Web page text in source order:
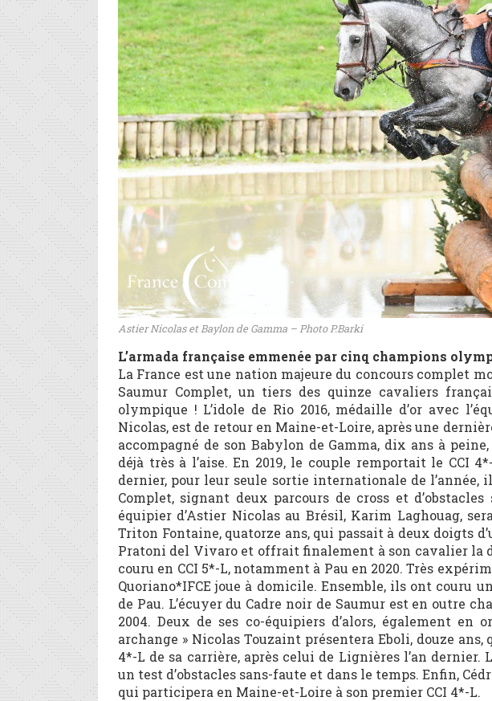
Astier Nicolas et Baylon de Gamma – Photo P.Barki
L’armada française emmenée par cinq champions
La France est une nation majeure du concours complet
Saumur Complet, un tiers des quinze cavaliers
olympique ! L’idole de Rio 2016, médaille d’or avec
Nicolas, est de retour en Maine-et-Loire, après une
accompagné de son Babylon de Gamma, dix ans à
déjà très à l’aise. En 2019, le couple remportait le CCI
dernier, pour leur seule sortie internationale de l’année,
Complet, signant deux parcours de cross et
équipier d’Astier Nicolas au Brésil, Karim Laghouag,
Triton Fontaine, quatorze ans, qui passait à deux doigts
Pratoni del Vivaro et offrait finalement à son cavalier la
couru en CCI 5*-L, notamment à Pau en 2020. Très
Quoriano*IFCE joue à domicile. Ensemble, ils ont couru
de Pau. L’écuyer du Cadre noir de Saumur est en outre
2004. Deux de ses co-équipiers d’alors, également en
archange » Nicolas Touzaint présentera Eboli, douze
4*-L de sa carrière, après celui de Lignières l’an
un test d’obstacles sans-faute et dans le temps. Enfin,
qui participera en Maine-et-Loire à son premier CCI 4*-L.